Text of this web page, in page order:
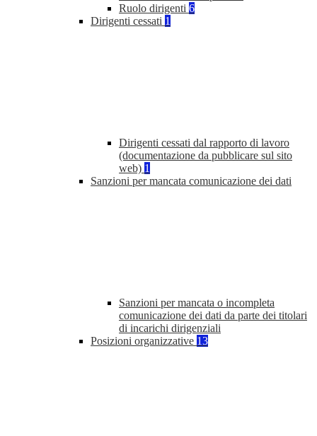
Ruolo dirigenti 6
Dirigenti cessati 1
Dirigenti cessati dal rapporto di lavoro
(documentazione da pubblicare sul sito
web) 1
Sanzioni per mancata comunicazione dei dati
Sanzioni per mancata o incompleta
comunicazione dei dati da parte dei titolari
di incarichi dirigenziali
Posizioni organizzative 13